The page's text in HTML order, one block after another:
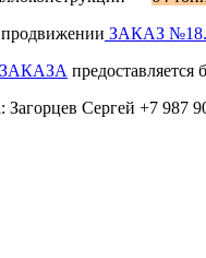
ЗАКАЗ №18.
предоставляется
Сергей +7 987